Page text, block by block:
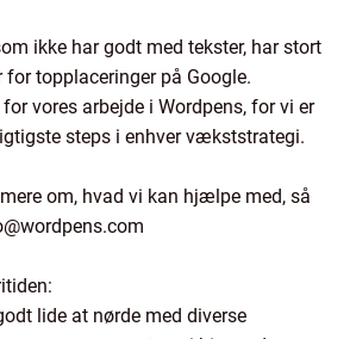
ikke har godt med tekster, har stort
for topplaceringer på Google.
vores arbejde i Wordpens, for vi er
steps i enhver vækststrategi.
om, hvad vi kan hjælpe med, så
lide at nørde med diverse